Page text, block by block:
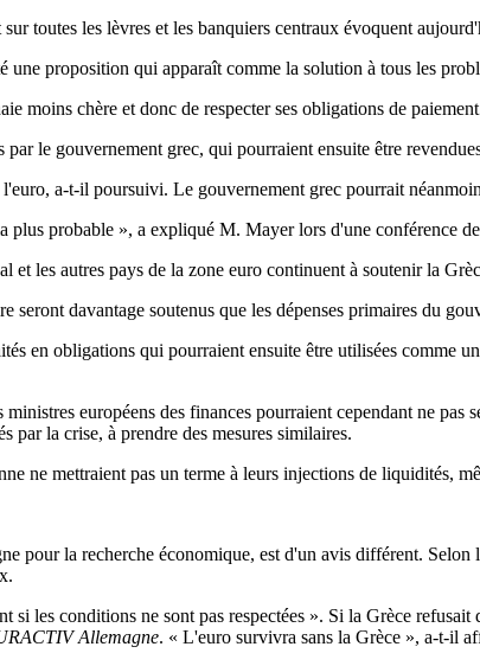
sur toutes les lèvres et les banquiers centraux évoquent
proposition qui apparaît comme la solution à tous les
moins chère et donc de respecter ses obligations de
le gouvernement grec, qui pourraient ensuite être
a-t-il poursuivi. Le gouvernement grec pourrait
probable », a expliqué M. Mayer lors d'une conférence
les autres pays de la zone euro continuent à soutenir la
seront davantage soutenus que les dépenses primaires du
en obligations qui pourraient ensuite être utilisées comme
européens des finances pourraient cependant ne
par la crise, à prendre des mesures similaires.
ne mettraient pas un terme à leurs injections de liquidités,
pour la recherche économique, est d'un avis différent.
les conditions ne sont pas respectées ». Si la Grèce
Allemagne. « L'euro survivra sans la Grèce », a-t-il